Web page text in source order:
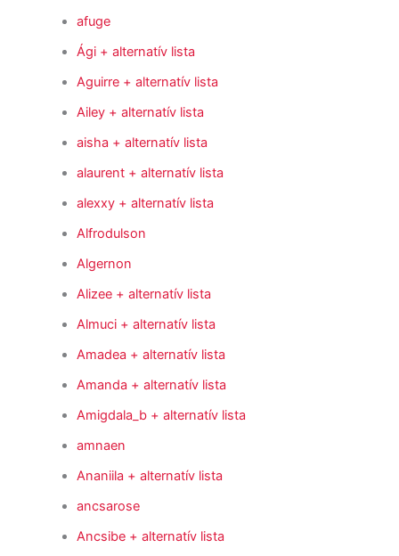
afuge
Ági + alternatív lista
Aguirre + alternatív lista
Ailey + alternatív lista
aisha + alternatív lista
alaurent + alternatív lista
alexxy + alternatív lista
Alfrodulson
Algernon
Alizee + alternatív lista
Almuci + alternatív lista
Amadea + alternatív lista
Amanda + alternatív lista
Amigdala_b + alternatív lista
amnaen
Ananiila + alternatív lista
ancsarose
Ancsibe + alternatív lista